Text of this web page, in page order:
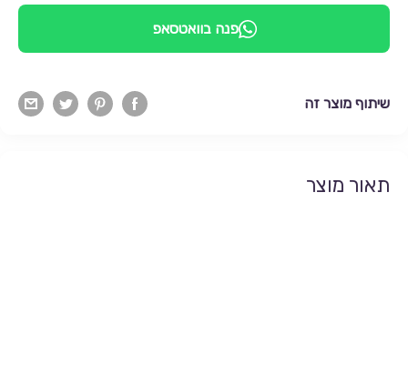
פנה בוואטסאפ
שיתוף מוצר זה
תאור מוצר